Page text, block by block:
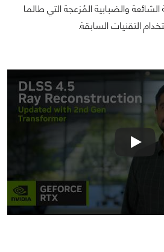
والضبابية المُزعجة التي طالما
التقنيات السابقة.